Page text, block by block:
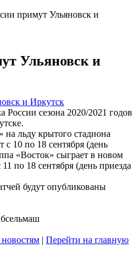
примут Ульяновск и
Ульяновск и
сезона 2020/2021 годов
льду крытого стадиона
10 по 18 сентября (день
«Восток» сыграет в новом
по 18 сентября (день приезда
будут опубликованы
| Перейти на главную